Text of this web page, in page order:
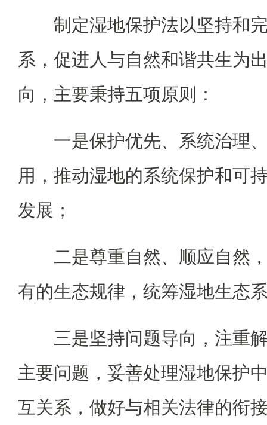
制定湿地保护法以坚持和
系，促进人与自然和谐共生为
向，主要秉持五项原则：
一是保护优先、系统治理
用，推动湿地的系统保护和可
发展；
二是尊重自然、顺应自然
有的生态规律，统筹湿地生态
三是坚持问题导向，注重
主要问题，妥善处理湿地保护
互关系，做好与相关法律的衔